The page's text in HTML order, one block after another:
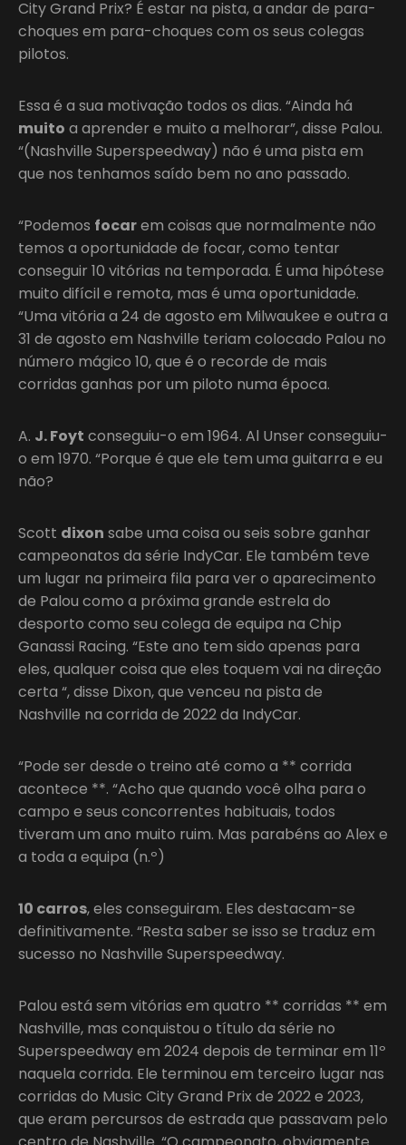
City Grand Prix? É estar na pista, a andar de para-
choques em para-choques com os seus colegas
pilotos.
Essa é a sua motivação todos os dias. “Ainda há
muito a aprender e muito a melhorar”, disse Palou.
“(Nashville Superspeedway) não é uma pista em
que nos tenhamos saído bem no ano passado.
“Podemos focarem coisas que normalmente não
temos a oportunidade de focar, como tentar
conseguir 10 vitórias na temporada. É uma hipótese
muito difícil e remota, mas é uma oportunidade.
“Uma vitória a 24 de agosto em Milwaukee e outra a
31 de agosto em Nashville teriam colocado Palou no
número mágico 10, que é o recorde de mais
corridas ganhas por um piloto numa época.
A. J. Foyt conseguiu-o em 1964. Al Unser conseguiu-
o em 1970. “Porque é que ele tem uma guitarra e eu
não?
Scott dixon sabe uma coisa ou seis sobre ganhar
campeonatos da série IndyCar. Ele também teve
um lugar na primeira fila para ver o aparecimento
de Palou como a próxima grande estrela do
desporto como seu colega de equipa na Chip
Ganassi Racing. “Este ano tem sido apenas para
eles, qualquer coisa que eles toquem vai na direção
certa “, disse Dixon, que venceu na pista de
Nashville na corrida de 2022 da IndyCar.
“Pode ser desde o treino até como a ** corrida
acontece **. “Acho que quando você olha para o
campo e seus concorrentes habituais, todos
tiveram um ano muito ruim. Mas parabéns ao Alex e
a toda a equipa (n.º)
10 carros, eles conseguiram. Eles destacam-se
definitivamente. “Resta saber se isso se traduz em
sucesso no Nashville Superspeedway.
Palou está sem vitórias em quatro ** corridas ** em
Nashville, mas conquistou o título da série no
Superspeedway em 2024 depois de terminar em 11º
naquela corrida. Ele terminou em terceiro lugar nas
corridas do Music City Grand Prix de 2022 e 2023,
que eram percursos de estrada que passavam pelo